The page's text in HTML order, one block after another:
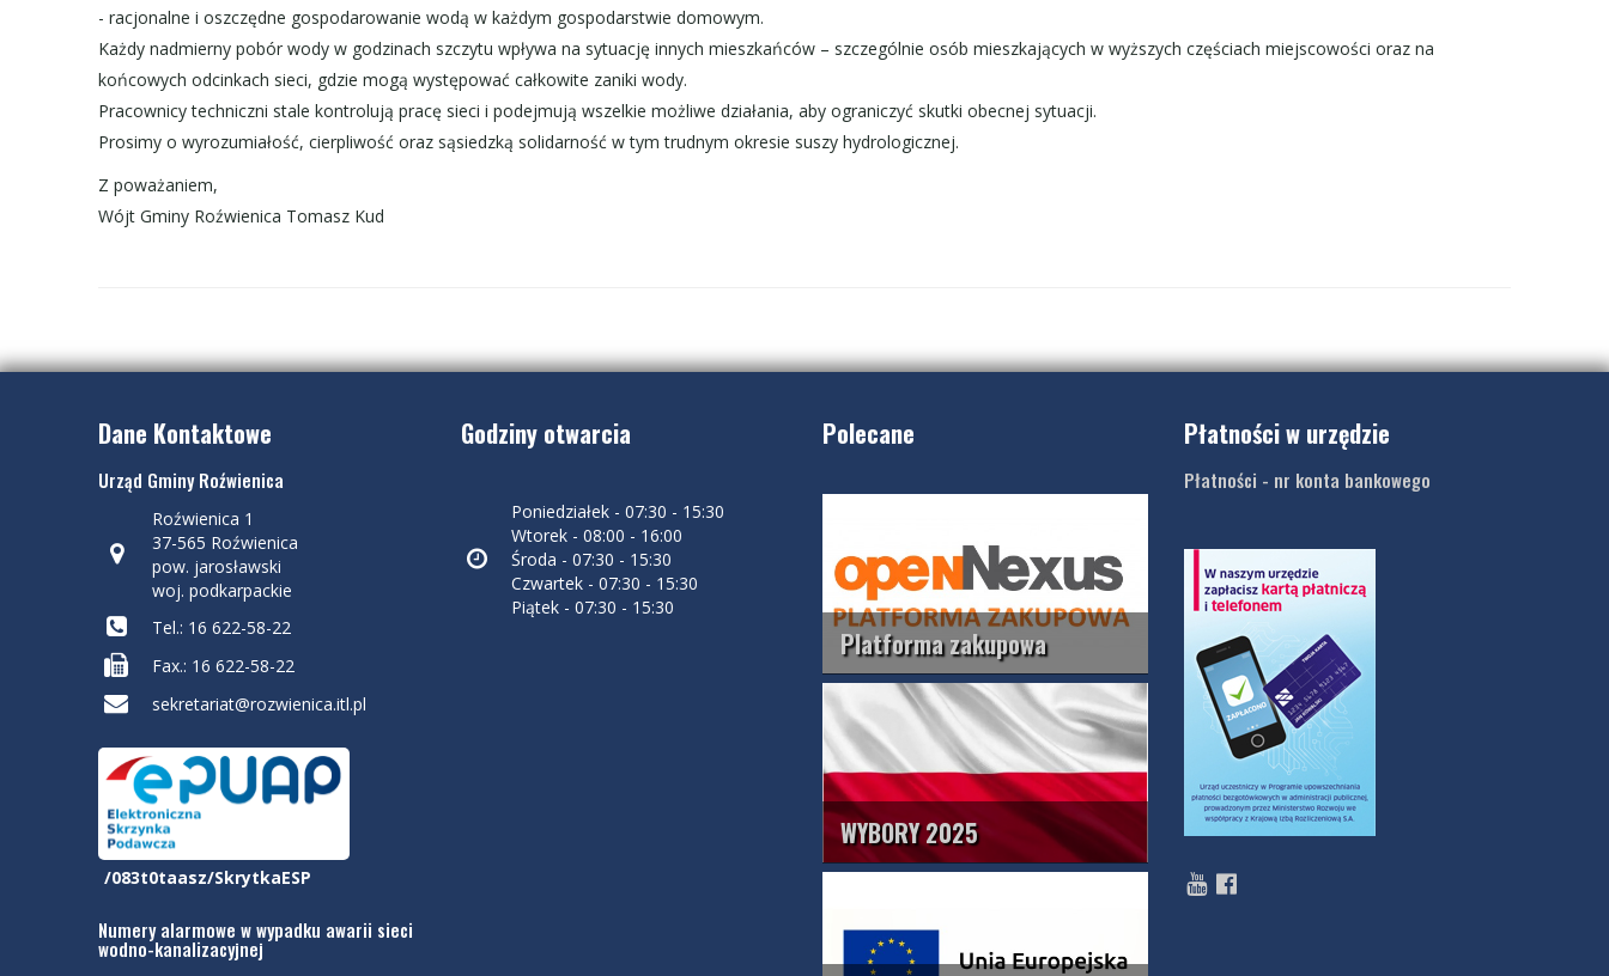
- racjonalne i oszczędne gospodarowanie wodą w każdym gospodarstwie domowym.
Każdy nadmierny pobór wody w godzinach szczytu wpływa na sytuację innych mieszkańców – szczególnie osób mieszkających w wyższych częściach miejscowości oraz na
końcowych odcinkach sieci, gdzie mogą występować całkowite zaniki wody.
Pracownicy techniczni stale kontrolują pracę sieci i podejmują wszelkie możliwe działania, aby ograniczyć skutki obecnej sytuacji.
Prosimy o wyrozumiałość, cierpliwość oraz sąsiedzką solidarność w tym trudnym okresie suszy hydrologicznej.
Z poważaniem,
Wójt Gminy Roźwienica Tomasz Kud
Dane Kontaktowe
Urząd Gminy Roźwienica
Roźwienica 1
37-565 Roźwienica
pow. jarosławski
woj. podkarpackie
Tel.: 16 622-58-22
Fax.: 16 622-58-22
sekretariat@rozwienica.itl.pl
/083t0taasz/SkrytkaESP
Numery alarmowe w wypadku awarii sieci
wodno-kanalizacyjnej
Godziny otwarcia
Poniedziałek - 07:30 - 15:30
Wtorek - 08:00 - 16:00
Środa - 07:30 - 15:30
Czwartek - 07:30 - 15:30
Piątek - 07:30 - 15:30
Polecane
Platforma zakupowa
WYBORY 2025
Płatności w urzędzie
Płatności - nr konta bankowego